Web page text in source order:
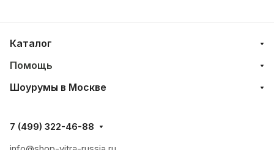
Каталог
Помощь
Шоурумы в Москве
7 (499) 322-46-88